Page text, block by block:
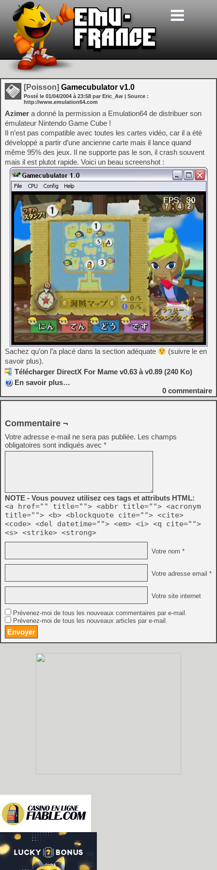
[Poisson] Gamecubulator v1.0
Posté le 01/04/2004 à 23:58 par Eric_Aw | Source :
http://www.emulation64.com
Azimer a donné la permission a Emulation64 de distribuer son
émulateur Nintendo Game Cube !
Il n’est pas compatible avec toutes les cartes vidéo, car il a été
développé a partir d’une ancienne carte mais il lance quand
même 95% des jeux. Il ne supporte pas le son, il crash souvent
mais il est plutot rapide. Voici un beau screenshot :
Sachez qu’on l’a placé dans la section adéquate
(suivre le en
savoir plus).
Télécharger DirectX For Mame v0.63 à v0.89 (240 Ko)
En savoir plus…
0 commentaire
Commentaire ¬
Votre adresse e-mail ne sera pas publiée. Les champs
obligatoires sont indiqués avec *
NOTE - Vous pouvez utilisez ces tags et attributs HTML:
<a href="" title=""> <abbr title=""> <acronym
title=""> <b> <blockquote cite=""> <cite>
<code> <del datetime=""> <em> <i> <q cite="">
<s> <strike> <strong>
Votre nom *
Votre adresse email *
Votre site internet
Prévenez-moi de tous les nouveaux commentaires par e-mail.
Prévenez-moi de tous les nouveaux articles par e-mail.